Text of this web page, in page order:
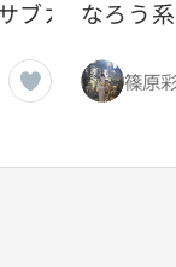
ブカルとハイ
なろう
篠原